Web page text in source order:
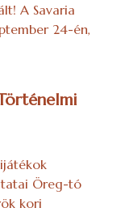
A Savaria
24-én,
tatai Öreg-tó
kori